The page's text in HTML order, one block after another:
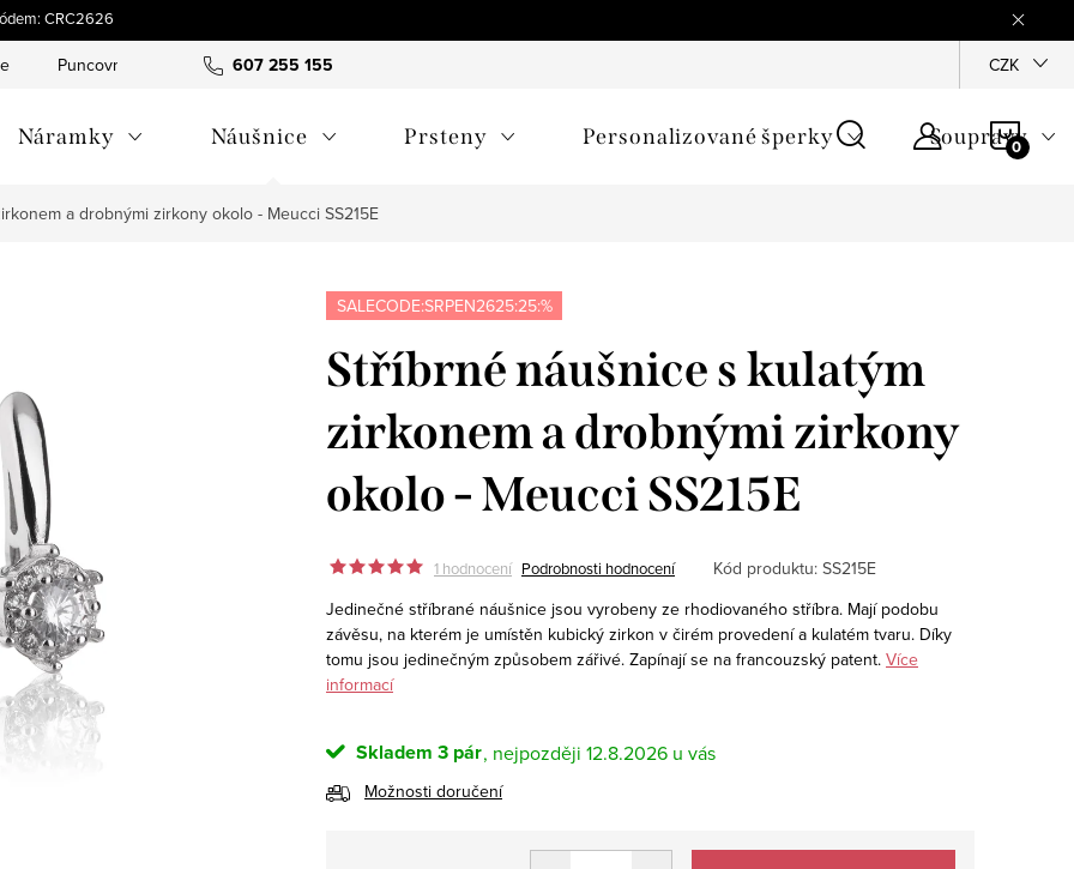
CRC2626
607 255 155
Puncovní značky Hodnocení obchodu Jak
CZK
Náramky Náušnice Prsteny Personalizované šperky Soupravy
a drobnými zirkony okolo - Meucci SS215E
SALECODE:SRPEN2625:25:%
Stříbrné náušnice s kulatým
zirkonem a drobnými zirkony
okolo - Meucci SS215E
1 hodnocení Podrobnosti hodnocení Kód produktu: SS215E
Jedinečné stříbrané náušnice jsou vyrobeny ze rhodiovaného stříbra. Mají podobu
závěsu, na kterém je umístěn kubický zirkon v čirém provedení a kulatém tvaru. Díky
tomu jsou jedinečným způsobem zářivé. Zapínají se na francouzský patent. Více
informací
Skladem 3 pár 12.8.2026
Možnosti doručení